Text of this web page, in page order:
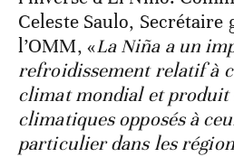
Celeste Saulo, Secrétaire
l’OMM, «La Niña a un
refroidissement relatif à
climat mondial et produit
climatiques opposés à
particulier dans les